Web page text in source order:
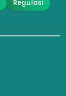
Regulasi